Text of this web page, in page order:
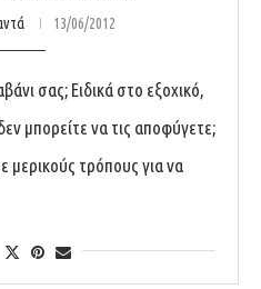
13/06/2012
σας; Ειδικά στο εξοχικό,
μπορείτε να τις αποφύγετε;
μερικούς τρόπους για να